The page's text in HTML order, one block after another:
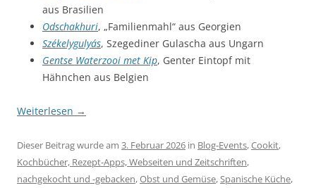
aus Brasilien
Odschakhuri, „Familienmahl“ aus Georgien
Székelygulyás, Szegediner Gulascha aus Ungarn
Gentse Waterzooi met Kip, Genter Eintopf mit
Hähnchen aus Belgien
Weiterlesen →
Dieser Beitrag wurde am 3. Februar 2026 in Blog-Events,Cookit,
Kochbücher, Rezept-Apps, Webseiten und Zeitschriften,
nachgekocht und -gebacken,Obst und Gemüse,Spanische Küche,